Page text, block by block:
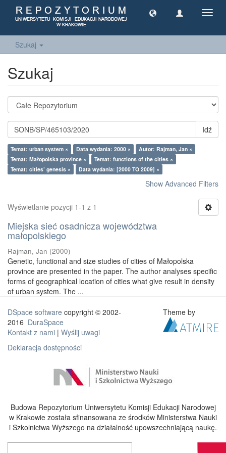
Szukaj
Szukaj
Idź
Temat: urban system × Data wydania: 2000 ×
Autor: Rajman, Jan ×
Temat: Małopolska province ×
Temat: functions of the cities ×
Temat: cities’ genesis ×
Data wydania: [2000 TO 2009] ×
Show Advanced Filters
Wyświetlanie pozycji 1-1 z 1
Miejska sieć osadnicza województwa
małopolskiego
Rajman, Jan (2000)
Genetic, functional and size studies of cities of Małopolska
province are presented in the paper. The author analyses specific
forms of geographical location of cities what give result in density
of urban system. The ...
DSpace software copyright © 2002-
2016 DuraSpace
Kontakt z nami | Wyślij uwagi
Deklaracja dostępności
Theme by
Budowa Repozytorium Uniwersytetu Komisji Edukacji Narodowej
w Krakowie została sfinansowana ze środków Ministerstwa Nauki
i Szkolnictwa Wyższego na działalność upowszechniającą naukę.